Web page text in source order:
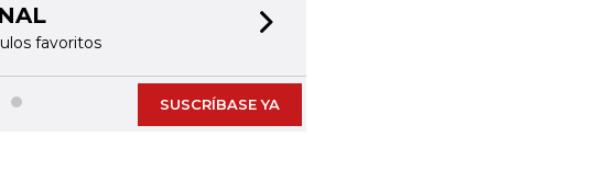
favoritos
SUSCRÍBASE YA